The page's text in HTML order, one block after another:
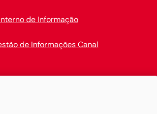
de Informação
de Informações Canal